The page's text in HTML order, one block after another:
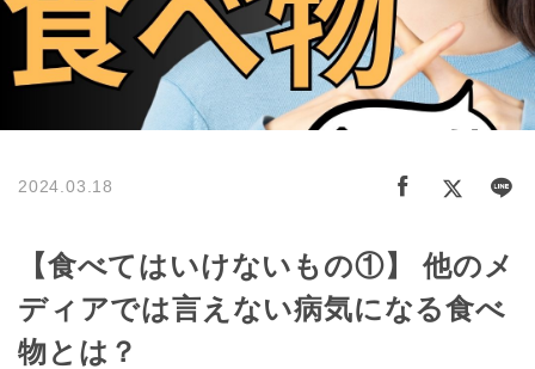
2024.03.18
【食べてはいけないもの①】 他のメ
ディアでは言えない病気になる食べ
物とは？